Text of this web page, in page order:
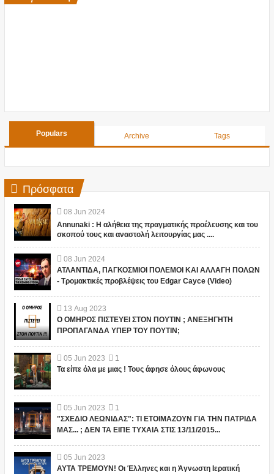
Populars Archive Tags
Πρόσφατα
08 Jun 2024
Annunaki : Η αλήθεια της πραγματικής προέλευσης και του
σκοπού τους και αναστολή λειτουργίας μας ....
08 Jun 2024
ΑΤΛΑΝΤΙΔΑ, ΠΑΓΚΟΣΜΙΟΙ ΠΟΛΕΜΟΙ ΚΑΙ ΑΛΛΑΓΗ ΠΟΛΩΝ
- Τρομακτικές προβλέψεις του Edgar Cayce (Video)
13 Aug 2023
Ο ΟΜΗΡΟΣ ΠΙΣΤΕΥΕΙ ΣΤΟΝ ΠΟΥΤΙΝ ; ΑΝΕΞΗΓΗΤΗ
ΠΡΟΠΑΓΑΝΔΑ ΥΠΕΡ ΤΟΥ ΠΟΥΤΙΝ;
05 Jun 2023
1
Τα είπε όλα με μιας ! Τους άφησε όλους άφωνους
05 Jun 2023
1
"ΣΧΕΔΙΟ ΛΕΩΝΙΔΑΣ": ΤΙ ΕΤΟΙΜΑΖΟΥΝ ΓΙΑ ΤΗΝ ΠΑΤΡΙΔΑ
ΜΑΣ... ; ΔΕΝ ΤΑ ΕΙΠΕ ΤΥΧΑΙΑ ΣΤΙΣ 13/11/2015...
05 Jun 2023
ΑΥΤΑ ΤΡΕΜΟΥΝ! Οι Έλληνες και η Άγνωστη Ιερατική